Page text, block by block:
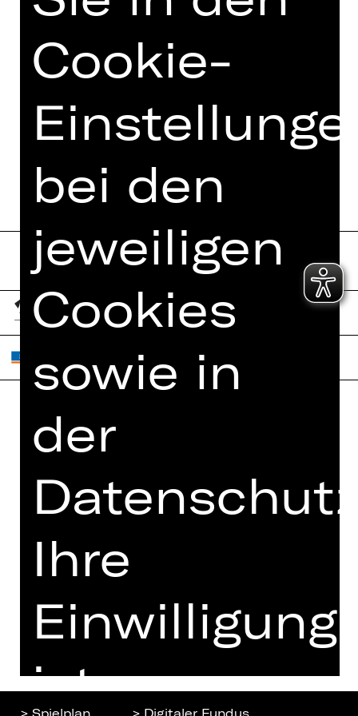
PRESSESTIMMEN
FUNDUS
PROGRAMMHEFT
Home
Künstler*innen
Newsletter
Kartenkauf
Abos 26/27
Kontakt
ZVB/L
AGB
Cookies
> Spielplan > Digitaler Fundus
Cookie-
bei den
jeweiligen
Cookies
sowie in
der
Ihre
Einwilligung
ist